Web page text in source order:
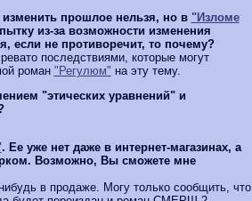
прошлое нельзя, но в "Изломе
из-за возможности изменения
если не противоречит, то почему?
последствиями, которые могут
роман "Регулюм" на эту тему.
"этических уравнений" и
. Ее уже нет даже в интернет-магазинах, а
Возможно, Вы сможете мне
в продаже. Могу только сообщить, что